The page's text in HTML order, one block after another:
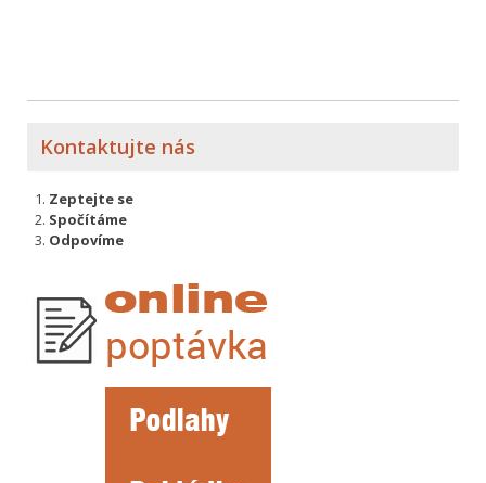
Kontaktujte nás
Zeptejte se
Spočítáme
Odpovíme